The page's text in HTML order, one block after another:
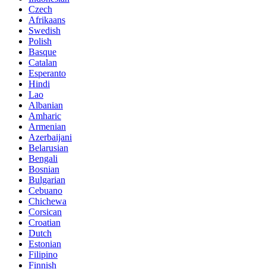
Czech
Afrikaans
Swedish
Polish
Basque
Catalan
Esperanto
Hindi
Lao
Albanian
Amharic
Armenian
Azerbaijani
Belarusian
Bengali
Bosnian
Bulgarian
Cebuano
Chichewa
Corsican
Croatian
Dutch
Estonian
Filipino
Finnish